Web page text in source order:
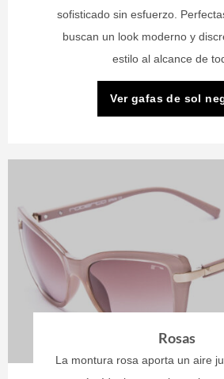
sofisticado sin esfuerzo.
buscan un look moderno y
estilo al alcance de
Ver gafas de sol
Rosas
La montura rosa aporta un aire